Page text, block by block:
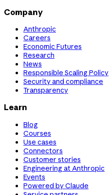
Company
Anthropic
Careers
Economic Futures
Research
News
Responsible Scaling Policy
Security and compliance
Transparency
Learn
Blog
Courses
Use cases
Connectors
Customer stories
Engineering at Anthropic
Events
Powered by Claude